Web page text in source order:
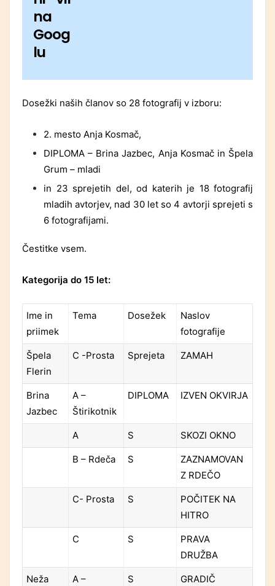
na
Goog
lu
Dosežki naših članov so 28 fotografij v izboru:
2. mesto Anja Kosmač,
DIPLOMA – Brina Jazbec, Anja Kosmač in Špela
Grum – mladi
in 23 sprejetih del, od katerih je 18 fotografij
mladih avtorjev, nad 30 let so 4 avtorji sprejeti s
6 fotografijami.
Čestitke vsem.
Kategorija do 15 let:
Ime in
priimek
Tema Dosežek
Naslov
fotografije
Špela
Flerin
C -Prosta Sprejeta ZAMAH
Brina
Jazbec
A –
Štirikotnik
DIPLOMA IZVEN OKVIRJA
A S SKOZI OKNO
B – Rdeča S
ZAZNAMOVAN
Z RDEČO
C- Prosta S
POČITEK NA
HITRO
C S
PRAVA
DRUŽBA
Neža
A –
S GRADIČ